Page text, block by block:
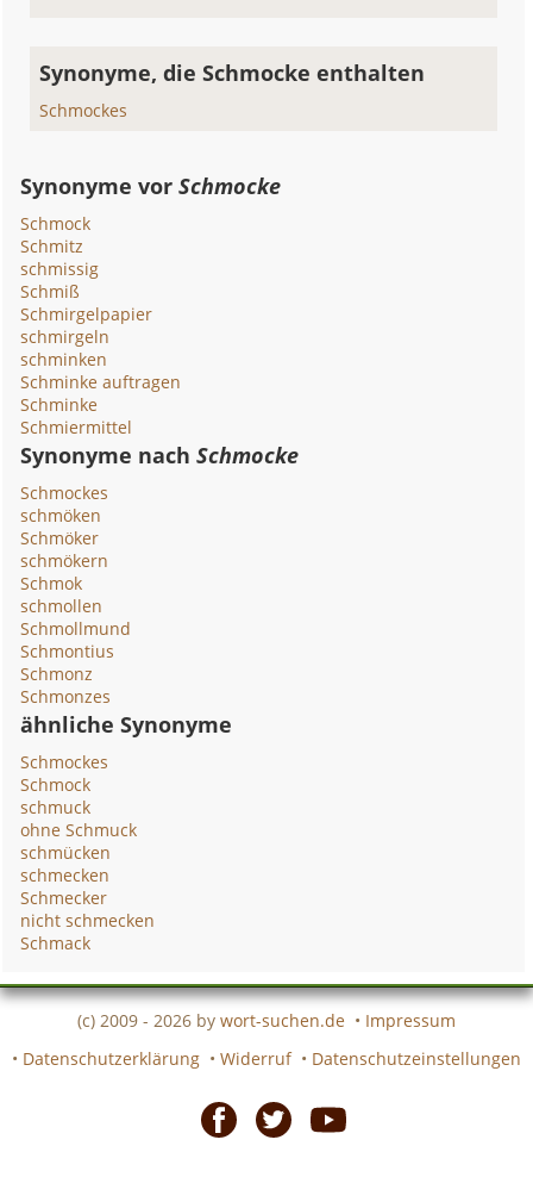
Synonyme, die Schmocke enthalten
Schmockes
Synonyme vorSchmocke
Schmock
Schmitz
schmissig
Schmiß
Schmirgelpapier
schmirgeln
schminken
Schminke auftragen
Schminke
Schmiermittel
Synonyme nachSchmocke
Schmockes
schmöken
Schmöker
schmökern
Schmok
schmollen
Schmollmund
Schmontius
Schmonz
Schmonzes
ähnliche Synonyme
Schmockes
Schmock
schmuck
ohne Schmuck
schmücken
schmecken
Schmecker
nicht schmecken
Schmack
(c) 2009 - 2026 by wort-suchen.de • Impressum
• Datenschutzerklärung • Widerruf • Datenschutzeinstellungen